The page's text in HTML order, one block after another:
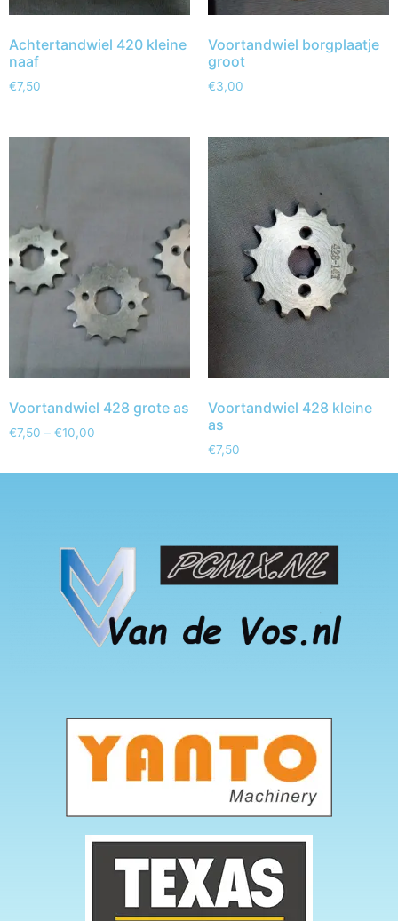
Achtertandwiel 420 kleine
naaf
€7,50
Voortandwiel borgplaatje
groot
€3,00
Voortandwiel 428 grote as
€7,50 – €10,00
Voortandwiel 428 kleine
as
€7,50